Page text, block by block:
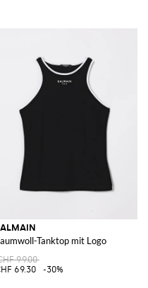
Tanktop mit Logo
99.00
69.30
-30%